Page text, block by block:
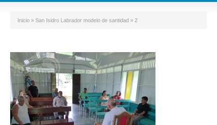
Inicio » San Isidro Labrador modelo de santidad » 2